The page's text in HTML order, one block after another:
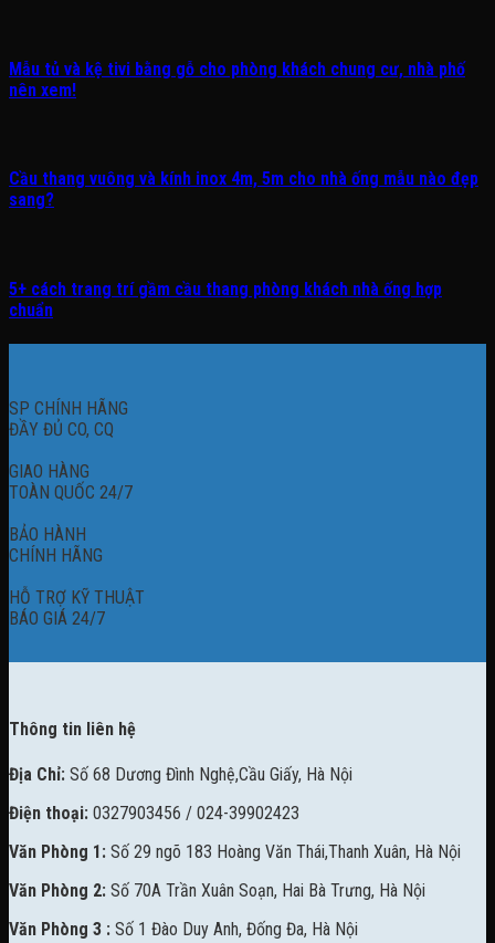
Mẫu tủ và kệ tivi bằng gỗ cho phòng khách chung cư, nhà phố
nên xem!
Cầu thang vuông và kính inox 4m, 5m cho nhà ống mẫu nào đẹp
sang?
5+ cách trang trí gầm cầu thang phòng khách nhà ống hợp
chuẩn
SP CHÍNH HÃNG
ĐẦY ĐỦ CO, CQ
GIAO HÀNG
TOÀN QUỐC 24/7
BẢO HÀNH
CHÍNH HÃNG
HỖ TRỢ KỸ THUẬT
BÁO GIÁ 24/7
Thông tin liên hệ
Địa Chỉ: Số 68 Dương Đình Nghệ,Cầu Giấy, Hà Nội
Điện thoại: 0327903456 / 024-39902423
Văn Phòng 1: Số 29 ngõ 183 Hoàng Văn Thái,Thanh Xuân, Hà Nội
Văn Phòng 2: Số 70A Trần Xuân Soạn, Hai Bà Trưng, Hà Nội
Văn Phòng 3 : Số 1 Đào Duy Anh, Đống Đa, Hà Nội